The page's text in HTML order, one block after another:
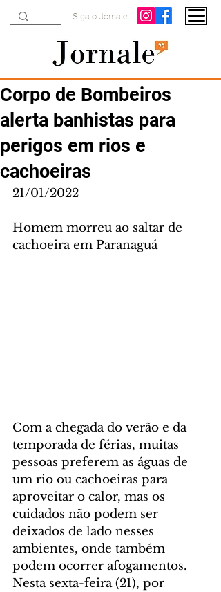
Siga o Jornale
Corpo de Bombeiros
alerta banhistas para
perigos em rios e
cachoeiras
21/01/2022
Homem morreu ao saltar de
cachoeira em Paranaguá
Com a chegada do verão e da
temporada de férias, muitas
pessoas preferem as águas de
um rio ou cachoeiras para
aproveitar o calor, mas os
cuidados não podem ser
deixados de lado nesses
ambientes, onde também
podem ocorrer afogamentos.
Nesta sexta-feira (21), por